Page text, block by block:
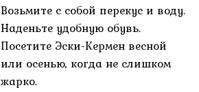
Возьмите с собой перекус и воду.
Наденьте удобную обувь.
Посетите Эски-Кермен весной
или осенью, когда не слишком
жарко.